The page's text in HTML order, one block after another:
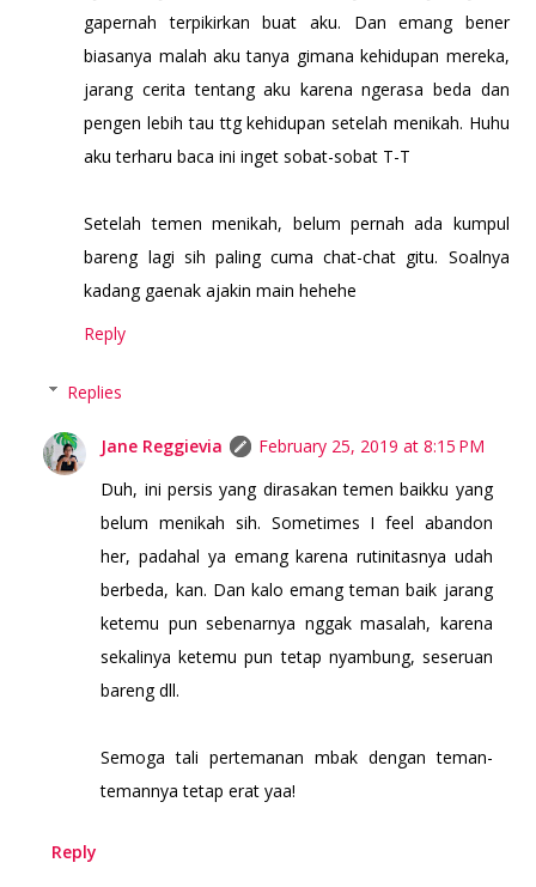
gapernah terpikirkan buat aku. Dan emang bener
biasanya malah aku tanya gimana kehidupan mereka,
jarang cerita tentang aku karena ngerasa beda dan
pengen lebih tau ttg kehidupan setelah menikah. Huhu
aku terharu baca ini inget sobat-sobat T-T
Setelah temen menikah, belum pernah ada kumpul
bareng lagi sih paling cuma chat-chat gitu. Soalnya
kadang gaenak ajakin main hehehe
Reply
Replies
Jane Reggievia
February 25, 2019 at 8:15 PM
Duh, ini persis yang dirasakan temen baikku yang
belum menikah sih. Sometimes I feel abandon
her, padahal ya emang karena rutinitasnya udah
berbeda, kan. Dan kalo emang teman baik jarang
ketemu pun sebenarnya nggak masalah, karena
sekalinya ketemu pun tetap nyambung, seseruan
bareng dll.
Semoga tali pertemanan mbak dengan teman-
temannya tetap erat yaa!
Reply